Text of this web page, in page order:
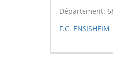
Département:
F.C. ENSISHEIM